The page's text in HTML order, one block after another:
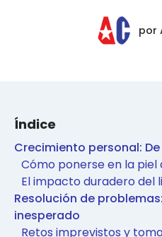
por
Índice
Crecimiento personal:
Cómo ponerse en la piel
El impacto duradero del
Resolución de
inesperado
Retos imprevistos y